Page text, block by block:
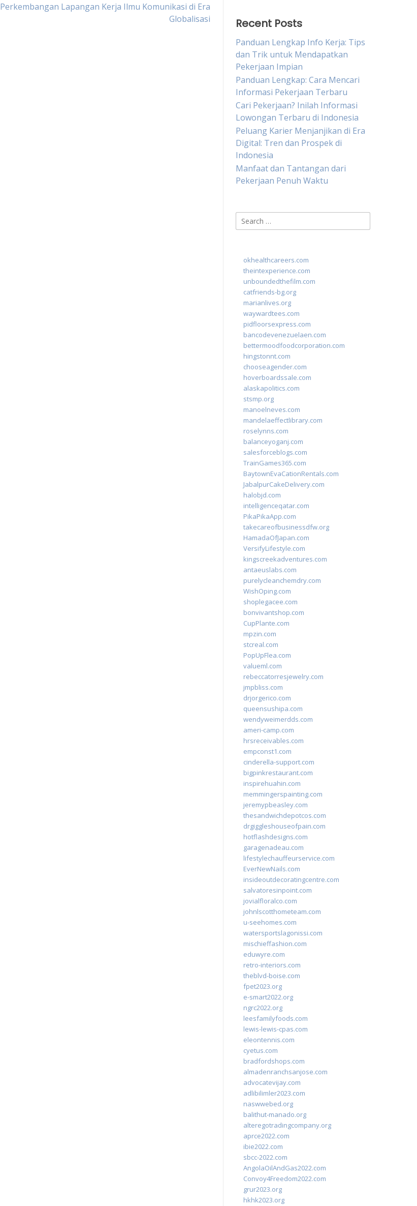
Perkembangan Lapangan Kerja Ilmu Komunikasi di Era
Globalisasi
Recent Posts
Panduan Lengkap Info Kerja: Tips
dan Trik untuk Mendapatkan
Pekerjaan Impian
Panduan Lengkap: Cara Mencari
Informasi Pekerjaan Terbaru
Cari Pekerjaan? Inilah Informasi
Lowongan Terbaru di Indonesia
Peluang Karier Menjanjikan di Era
Digital: Tren dan Prospek di
Indonesia
Manfaat dan Tantangan dari
Pekerjaan Penuh Waktu
Search
for:
okhealthcareers.com
theintexperience.com
unboundedthefilm.com
catfriends-bg.org
marianlives.org
waywardtees.com
pidfloorsexpress.com
bancodevenezuelaen.com
bettermoodfoodcorporation.com
hingstonnt.com
chooseagender.com
hoverboardssale.com
alaskapolitics.com
stsmp.org
manoelneves.com
mandelaeffectlibrary.com
roselynns.com
balanceyoganj.com
salesforceblogs.com
TrainGames365.com
BaytownEvaCationRentals.com
JabalpurCakeDelivery.com
halobjd.com
intelligenceqatar.com
PikaPikaApp.com
takecareofbusinessdfw.org
HamadaOfJapan.com
VersifyLifestyle.com
kingscreekadventures.com
antaeuslabs.com
purelycleanchemdry.com
WishOping.com
shoplegacee.com
bonvivantshop.com
CupPlante.com
mpzin.com
stcreal.com
PopUpFlea.com
valueml.com
rebeccatorresjewelry.com
jmpbliss.com
drjorgerico.com
queensushipa.com
wendyweimerdds.com
ameri-camp.com
hrsreceivables.com
empconst1.com
cinderella-support.com
bigpinkrestaurant.com
inspirehuahin.com
memmingerspainting.com
jeremypbeasley.com
thesandwichdepotcos.com
drgiggleshouseofpain.com
hotflashdesigns.com
garagenadeau.com
lifestylechauffeurservice.com
EverNewNails.com
insideoutdecoratingcentre.com
salvatoresinpoint.com
jovialfloralco.com
johnlscotthometeam.com
u-seehomes.com
watersportslagonissi.com
mischieffashion.com
eduwyre.com
retro-interiors.com
theblvd-boise.com
fpet2023.org
e-smart2022.org
ngrc2022.org
leesfamilyfoods.com
lewis-lewis-cpas.com
eleontennis.com
cyetus.com
bradfordshops.com
almadenranchsanjose.com
advocatevijay.com
adlibilimler2023.com
naswwebed.org
balithut-manado.org
alteregotradingcompany.org
aprce2022.com
ibie2022.com
sbcc-2022.com
AngolaOilAndGas2022.com
Convoy4Freedom2022.com
grur2023.org
hkhk2023.org